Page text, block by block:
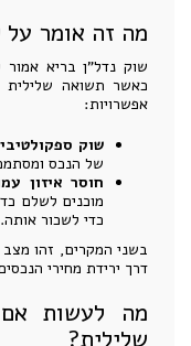
מה זה אומר
שוק נדל"ן בריא
כאשר תשואה
אפשרויות:
שוק ספקולטיבי
של הנכס
חוסר איזון
מוכנים לשלם
כדי לשכור אותה.
בשני המקרים, זהו
דרך ירידת מחירי
מה לעשות
שלילית?